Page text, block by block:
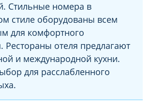
Стильные номера в
стиле оборудованы всем
для комфортного
Рестораны отеля предлагают
и международной кухни.
для расслабленного